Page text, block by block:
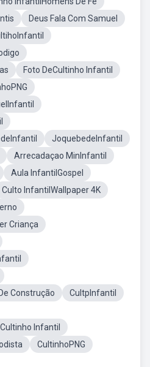
Deus Fala Com Samuel
Foto DeCultinho Infantil
JoquebedeInfantil
Arrecadaçao MinInfantil
Aula InfantilGospel
Culto InfantilWallpaper 4K
Criança
Construção
CultpInfantil
Infantil
CultinhoPNG